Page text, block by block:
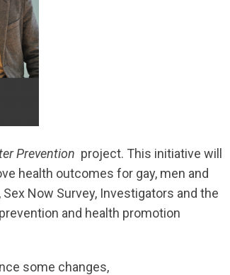
Prevention project. This initiative will
health outcomes for gay, men and
Now Survey, Investigators and the
and health promotion
some changes,